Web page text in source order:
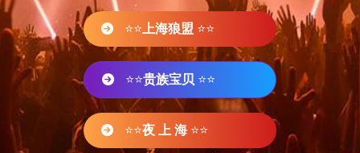
⭐⭐ 上海狼盟 ⭐⭐
⭐⭐贵族宝贝 ⭐⭐
⭐⭐夜 上 海 ⭐⭐